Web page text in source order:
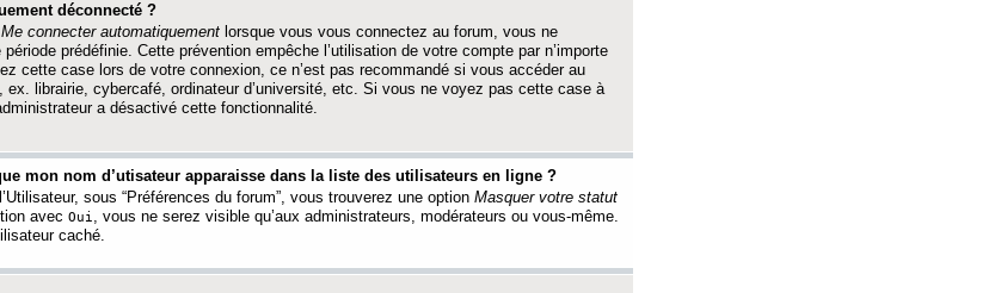
déconnecté ?
Me connecter automatiquement lorsque vous vous connectez au forum, vous ne
prédéfinie. Cette prévention empêche l’utilisation de votre compte par n’importe
cette case lors de votre connexion, ce n’est pas recommandé si vous accéder au
ex. librairie, cybercafé, ordinateur d’université, etc. Si vous ne voyez pas cette case à
a désactivé cette fonctionnalité.
mon nom d’utisateur apparaisse dans la liste des utilisateurs en ligne ?
sous “Préférences du forum”, vous trouverez une option Masquer votre statut
avec Oui , vous ne serez visible qu’aux administrateurs, modérateurs ou vous-même.
caché.